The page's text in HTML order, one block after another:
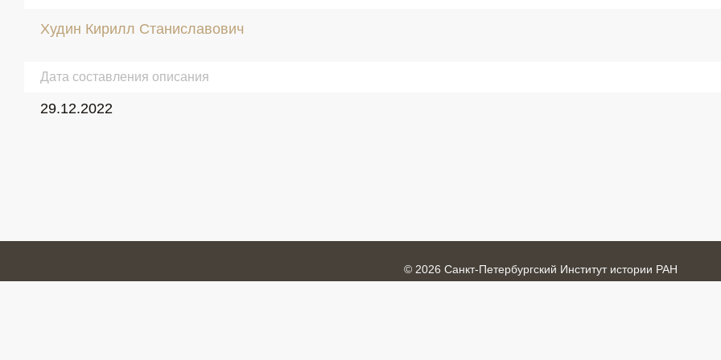
Худин Кирилл Станиславович
Дата составления описания
29.12.2022
© 2026 Санкт-Петербургский Институт истории РАН